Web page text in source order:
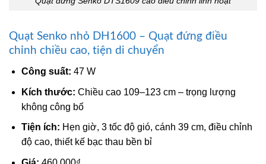
Quạt Senko nhỏ DH1600 – Quạt đứng điều
chỉnh chiều cao, tiện di chuyển
Công suất: 47 W
Kích thước: Chiều cao 109–123 cm – trọng lượng
không công bố
Tiện ích: Hẹn giờ, 3 tốc độ gió, cánh 39 cm, điều chỉnh
độ cao, thiết kế bạc thau bền bỉ